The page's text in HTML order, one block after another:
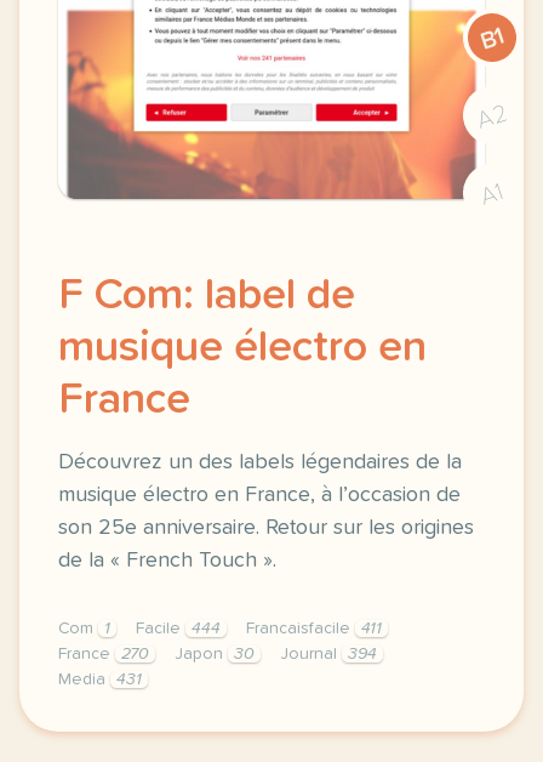
B1
A2
A1
F Com: label de
musique électro en
France
Découvrez un des labels légendaires de la
musique électro en France, à l’occasion de
son 25e anniversaire. Retour sur les origines
de la « French Touch ».
Com 1 Facile 444 Francaisfacile
411
France
270 Japon 30 Journal
394
Media
431
exercice b1 f com label de musique electro en